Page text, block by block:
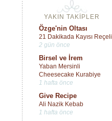
YAKIN TAKİPLER
Özge'nin Oltası
21 Dakikada Kayısı Reçeli
2 gün önce
Birsel ve İrem
Yaban Mersinli
Cheesecake Kurabiye
1 hafta önce
Give Recipe
Ali Nazik Kebab
1 hafta önce